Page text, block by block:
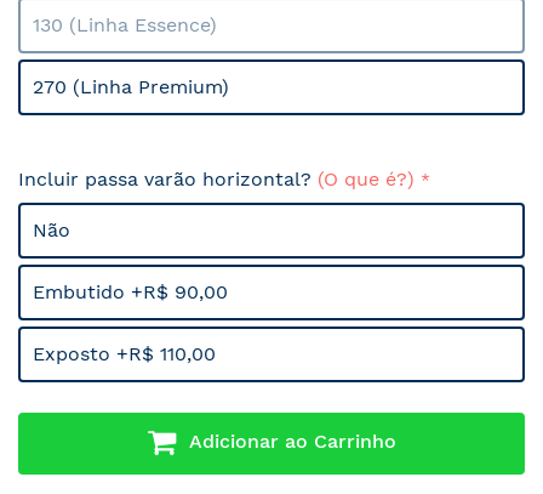
130 (Linha Essence)
270 (Linha Premium)
Incluir passa varão horizontal? (O que é?)
Não
Embutido +R$ 90,00
Exposto +R$ 110,00
Adicionar ao Carrinho